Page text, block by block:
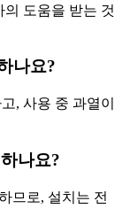
도움을 받는 것
나요?
, 사용 중 과열이
나요?
므로, 설치는 전